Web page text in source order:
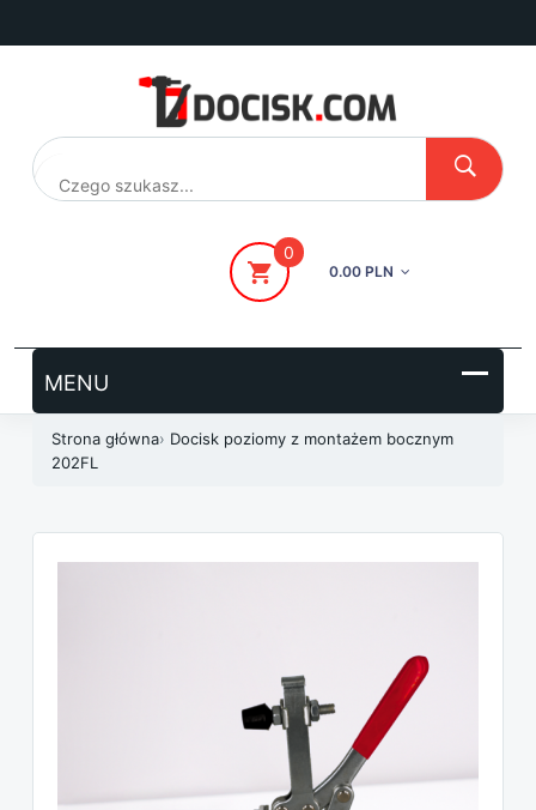
do
0
0.00 PLN
Strona główna› Docisk poziomy z montażem bocznym
202FL